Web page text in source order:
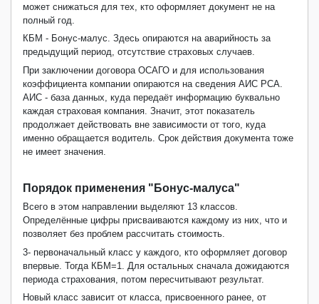
может снижаться для тех, кто оформляет документ не на
полный год.
КБМ - Бонус-малус. Здесь опираются на аварийность за
предыдущий период, отсутствие страховых случаев.
При заключении договора ОСАГО и для использования
коэффициента компании опираются на сведения АИС РСА.
АИС - база данных, куда передаёт информацию буквально
каждая страховая компания. Значит, этот показатель
продолжает действовать вне зависимости от того, куда
именно обращается водитель. Срок действия документа тоже
не имеет значения.
Порядок применения "Бонус-малуса"
Всего в этом направлении выделяют 13 классов.
Определённые цифры присваиваются каждому из них, что и
позволяет без проблем рассчитать стоимость.
3- первоначальный класс у каждого, кто оформляет договор
впервые. Тогда КБМ=1. Для остальных сначала дожидаются
периода страхования, потом пересчитывают результат.
Новый класс зависит от класса, присвоенного ранее, от